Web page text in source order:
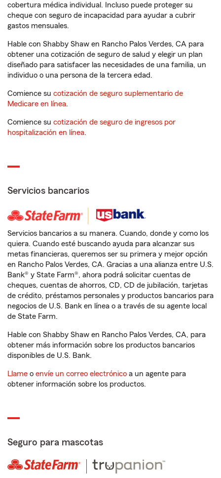
cobertura médica individual. Incluso puede proteger su
cheque con seguro de incapacidad para ayudar a cubrir
gastos mensuales.
Hable con Shabby Shaw en Rancho Palos Verdes, CA para
obtener una cotización de seguro de salud y elegir un plan
diseñado para satisfacer las necesidades de una familia, un
individuo o una persona de la tercera edad.
Comience su cotización de seguro suplementario de
Medicare en línea.
Comience su cotización de seguro de ingresos por
hospitalización en línea.
Servicios bancarios
Servicios bancarios a su manera. Cuando, donde y como los
quiera. Cuando esté buscando ayuda para alcanzar sus
metas financieras, queremos ser su primera y mejor opción
en Rancho Palos Verdes, CA. Gracias a una alianza entre U.S.
Bank® y State Farm®, ahora podrá solicitar cuentas de
cheques, cuentas de ahorros, CD, CD de jubilación, tarjetas
de crédito, préstamos personales y productos bancarios para
negocios de U.S. Bank en línea o a través de su agente local
de State Farm.
Hable con Shabby Shaw en Rancho Palos Verdes, CA, para
obtener más información sobre los productos bancarios
disponibles de U.S. Bank.
Llame o envíe un correo electrónico a un agente para
obtener información sobre los productos.
Seguro para mascotas